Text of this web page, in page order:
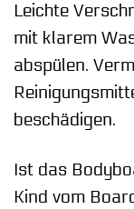
Leichte
mit klarem
abspülen.
beschädigen.
Ist das
Kind vom